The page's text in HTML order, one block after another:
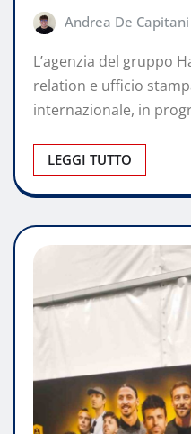
Andrea De Capitani
L’agenzia del gruppo
relation e ufficio
internazionale, in
LEGGI TUTTO